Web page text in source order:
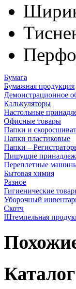
Бумага
Бумажная продукция
Демонстрационное
Калькуляторы
Настольные
Офисные товары
Папки и
Папки пластиковые
Папки –
Пишущие
Переплетные
Бытовая химия
Разное
Гигиенические
Уборочный
Скотч
Штемпельная
Каталог